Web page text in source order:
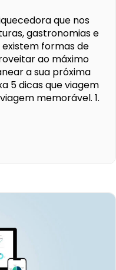
que nos
gastronomias e
formas de
ao máximo
a sua próxima
5 dicas que viagem
memorável. 1.